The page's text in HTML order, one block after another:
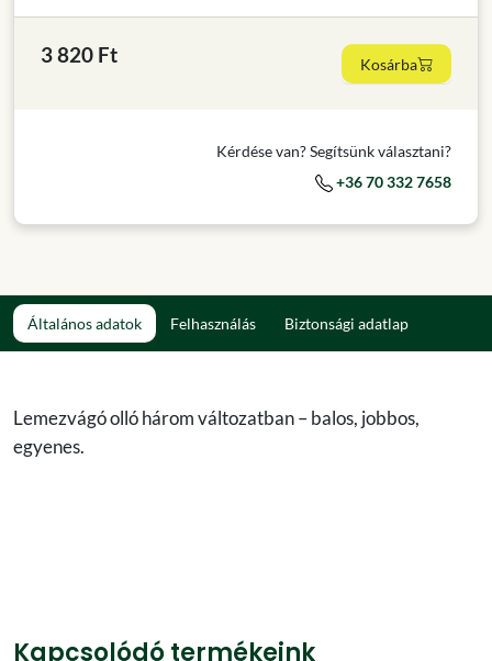
3 820 Ft Kosárba
Kérdése van? Segítsünk választani?
+36 70 332 7658
Általános adatok Felhasználás Biztonsági adatlap
Lemezvágó olló három változatban – balos, jobbos,
egyenes.
Kapcsolódó termékeink